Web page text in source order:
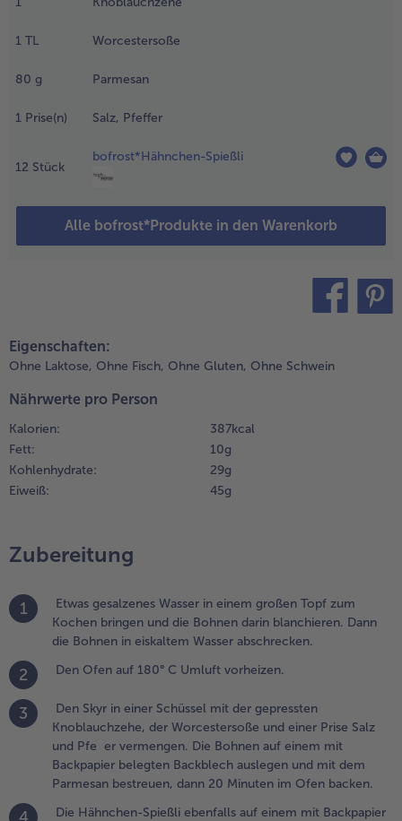
- 5 € beim Kauf von 7 Schlemmermenüs nach Wahl
1 TL Worcestersoße
80 g Parmesan
1 Prise(n) Salz, Pfeffer
12 Stück
bofrost*Hähnchen-Spießli
Alle bofrost*Produkte in den Warenkorb
und
die
Ofen
Umluft
Schüssel
der
einer Prise
und Pfe er
Die
und
dem
dann
Minuten im
backen.
Eigenschaften:
Ohne Laktose, Ohne Fisch, Ohne Gluten, Ohne Schwein
Nährwerte pro Person
Kalorien:
387 kcal
Fett:
10 g
Kohlenhydrate:
29 g
Eiweiß:
45 g
Zubereitung
1
Etwas gesalzenes Wasser in einem großen Topf zum
Kochen bringen und die Bohnen darin blanchieren. Dann
die Bohnen in eiskaltem Wasser abschrecken.
2 Den Ofen auf 180° C Umluft vorheizen.
3
Den Skyr in einer Schüssel mit der gepressten
Knoblauchzehe, der Worcestersoße und einer Prise Salz
und Pfe er vermengen. Die Bohnen auf einem mit
Backpapier belegten Backblech auslegen und mit dem
Parmesan bestreuen, dann 20 Minuten im Ofen backen.
Die Hähnchen-Spießli ebenfalls auf einem mit Backpapier